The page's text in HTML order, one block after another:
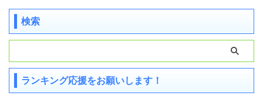
検索
ランキング応援をお願いします！